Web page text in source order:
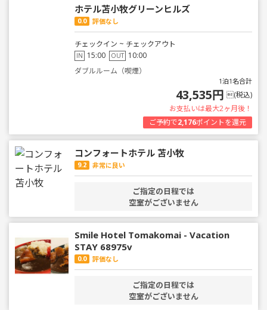
ホテル苫小牧グリーンヒルズ
0.0 評価なし
チェックイン ~ チェックアウト
IN 15:00 OUT 10:00
ダブルルーム（喫煙）
1泊1名合計
43,535円 (税込)
お支払いは最大2ヶ月後！
ご予約で2,176ポイントを還元
コンフォートホテル 苫小牧
9.2 非常に良い
ご指定の日程では
空室がございません
Smile Hotel Tomakomai - Vacation
STAY 68975v
0.0 評価なし
ご指定の日程では
空室がございません